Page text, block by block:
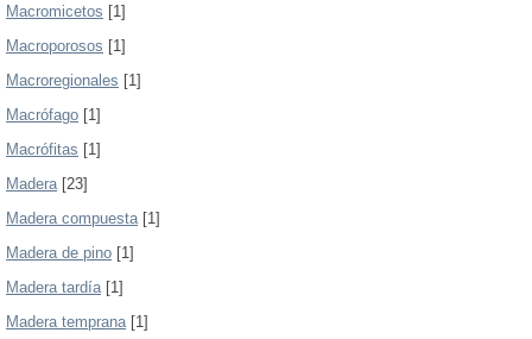
Macromicetos [1]
Macroporosos [1]
Macroregionales [1]
Macrófago [1]
Macrófitas [1]
Madera[23]
Madera compuesta[1]
Madera de pino [1]
Madera tardía[1]
Madera temprana[1]